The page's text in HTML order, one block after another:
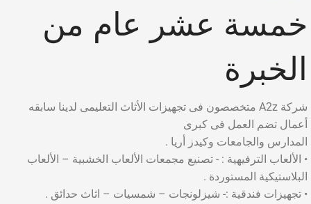
خمسة عشر عام من
الخبرة
شركة A2z متخصصون فى تجهيزات الأثاث التعليمى لدينا سابقه
أعمال تضم العمل فى كبرى
المدارس والجامعات وكيدز أريا .
• الألعاب الترفيهية : - تصنيع مجمعات الألعاب الخشبية – الألعاب
البلاستيكية المستوردة .
• تجهيزات فندقية :- شيزلونجات – شمسيات – اثاث حدائق .